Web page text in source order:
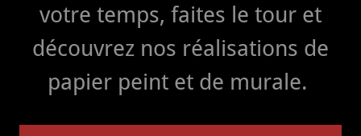
votre temps, faites le tour et
découvrez nos réalisations de
papier peint et de murale.